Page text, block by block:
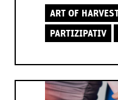
ART OF
PARTIZIPATIV